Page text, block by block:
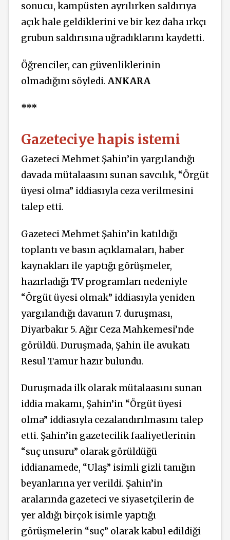
sonucu, kampüsten ayrılırken saldırıya
açık hale geldiklerini ve bir kez daha ırkçı
grubun saldırısına uğradıklarını kaydetti.
Öğrenciler, can güvenliklerinin
olmadığını söyledi. ANKARA
***
Gazeteciye hapis istemi
Gazeteci Mehmet Şahin’in yargılandığı
davada mütalaasını sunan savcılık, “Örgüt
üyesi olma” iddiasıyla ceza verilmesini
talep etti.
Gazeteci Mehmet Şahin’in katıldığı
toplantı ve basın açıklamaları, haber
kaynakları ile yaptığı görüşmeler,
hazırladığı TV programları nedeniyle
“Örgüt üyesi olmak” iddiasıyla yeniden
yargılandığı davanın 7. duruşması,
Diyarbakır 5. Ağır Ceza Mahkemesi’nde
görüldü. Duruşmada, Şahin ile avukatı
Resul Tamur hazır bulundu.
Duruşmada ilk olarak mütalaasını sunan
iddia makamı, Şahin’in “Örgüt üyesi
olma” iddiasıyla cezalandırılmasını talep
etti. Şahin’in gazetecilik faaliyetlerinin
“suç unsuru” olarak görüldüğü
iddianamede, “Ulaş” isimli gizli tanığın
beyanlarına yer verildi. Şahin’in
aralarında gazeteci ve siyasetçilerin de
yer aldığı birçok isimle yaptığı
görüşmelerin “suç” olarak kabul edildiği